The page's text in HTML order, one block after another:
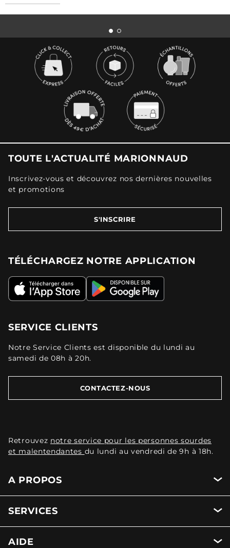
TOUTE L'ACTUALITÉ MARIONNAUD
Inscrivez-vous et découvrez nos dernières nouvelles
et promotions
S'INSCRIRE
TÉLÉCHARGEZ NOTRE APPLICATION
SERVICE CLIENTS
Notre Service Clients est disponible du lundi au
samedi de 08h à 20h.
CONTACTEZ-NOUS
Retrouvez notre service pour les personnes sourdes
et malentendantes du lundi au vendredi de 9h à 18h.
A PROPOS
SERVICES
AIDE